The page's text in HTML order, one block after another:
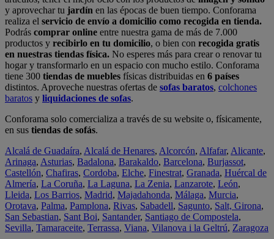
y aprovechar tu jardín en las épocas de buen tiempo. Conforama
realiza el servicio de envío a domicilio como recogida en tienda.
Podrás comprar online entre nuestra gama de más de 7.000
productos y recibirlo en tu domicilio, o bien con recogida gratis
en nuestras tiendas física. No esperes más para crear o renovar tu
hogar y transformarlo en un espacio con mucho estilo. Conforama
tiene 300 tiendas de muebles físicas distribuidas en 6 países
distintos. Aproveche nuestras ofertas de sofas baratos, colchones
baratos y liquidaciones de sofas.
Conforama solo comercializa a través de su website o, físicamente,
en sus tiendas de sofás.
Alcalá de Guadaíra, Alcalá de Henares, Alcorcón, Alfafar, Alicante,
Arinaga, Asturias, Badalona, Barakaldo, Barcelona, Burjassot,
Castellón, Chafiras, Cordoba, Elche, Finestrat, Granada, Huércal de
Almería, La Coruña, La Laguna, La Zenia, Lanzarote, León,
Lleida, Los Barrios, Madrid, Majadahonda, Málaga, Murcia,
Orotava, Palma, Pamplona, Rivas, Sabadell, Sagunto, Salt, Girona,
San Sebastian, Sant Boi, Santander, Santiago de Compostela,
Sevilla, Tamaraceite, Terrassa, Viana, Vilanova i la Geltrú, Zaragoza